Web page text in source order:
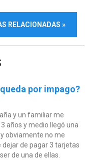
RELACIONADAS »
por impago?
y un familiar me
años y medio llegó una
obviamente no me
dejar de pagar 3 tarjetas
de una de ellas.